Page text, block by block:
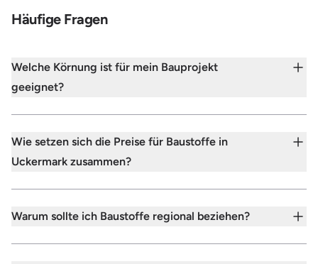
Häufige Fragen
Welche Körnung ist für mein Bauprojekt
geeignet?
Wie setzen sich die Preise für Baustoffe in
Uckermark zusammen?
Warum sollte ich Baustoffe regional beziehen?